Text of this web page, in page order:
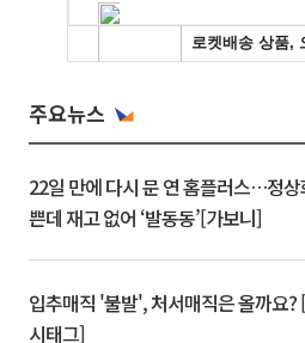
주요뉴스
22일 만에 다시 문 연 홈플러스…정상
쁜데 재고 없어 ‘발동동’[가보니]
입추매직 '불발', 처서매직은 올까요?
시태그]